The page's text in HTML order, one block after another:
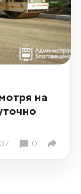
на
0